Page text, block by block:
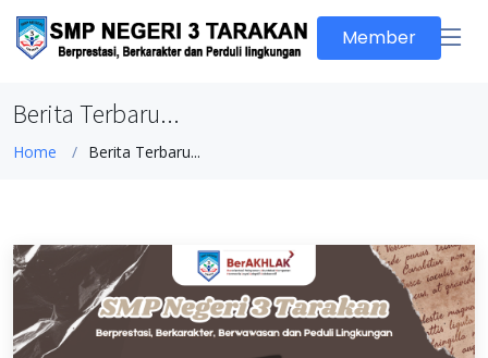
Member
Berita Terbaru...
Home Berita Terbaru...